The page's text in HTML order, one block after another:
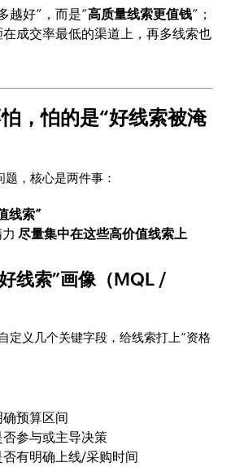
越好”，而是“高质量线索更值钱”；
成交率最低的渠道上，再多线索也
，怕的是“好线索被淹
，核心是两件事：
线索”
力尽量集中在这些高价值线索上
线索”画像（MQL /
定义几个关键字段，给线索打上“资格
确预算区间
否参与或主导决策
否有明确上线/采购时间